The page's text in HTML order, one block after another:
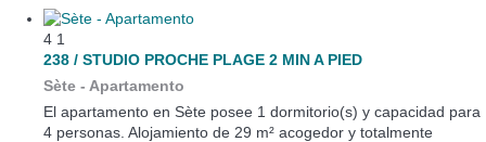
4 1
238 / STUDIO PROCHE PLAGE 2 MIN A PIED
Sète - Apartamento
El apartamento en Sète posee 1 dormitorio(s) y capacidad para
4 personas. Alojamiento de 29 m² acogedor y totalmente